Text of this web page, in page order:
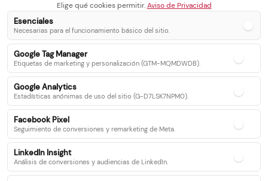
Inicio
Servicios
Catálogo
Recetas
Blog
Contacto
Síguenos en nuestras redes sociales
Facebook Instagram
Elige qué cookies permitir. Aviso de Privacidad
Esenciales
Necesarias para el funcionamiento básico del sitio.
Google Tag Manager
Etiquetas de marketing y personalización (GTM-MQMDWDB).
Google Analytics
Estadísticas anónimas de uso del sitio (G-D7LSK7NPM0).
Facebook Pixel
Seguimiento de conversiones y remarketing de Meta.
LinkedIn Insight
Análisis de conversiones y audiencias de LinkedIn.